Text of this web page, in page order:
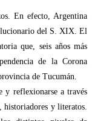
En efecto, Argentina
del S. XIX. El
que, seis años más
de la Corona
de Tucumán.
y reflexionarse a través
historiadores y literatos.